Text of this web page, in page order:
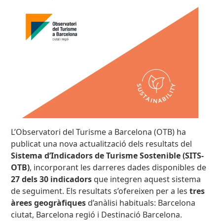
L’Observatori del Turisme a Barcelona (OTB) ha
publicat una nova actualització dels resultats del
Sistema d’Indicadors de Turisme Sostenible (SITS-
OTB), incorporant les darreres dades disponibles de
27 dels 30 indicadors que integren aquest sistema
de seguiment. Els resultats s’ofereixen per a lestres
àrees geogràfiques d’anàlisi habituals: Barcelona
ciutat, Barcelona regió i Destinació Barcelona.